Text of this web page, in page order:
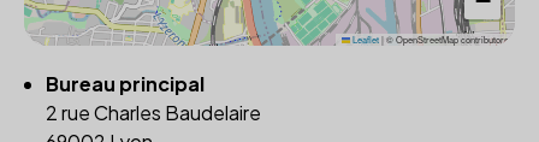
Leaflet|© OpenStreetMap contributors
Bureau principal
2 rue Charles Baudelaire